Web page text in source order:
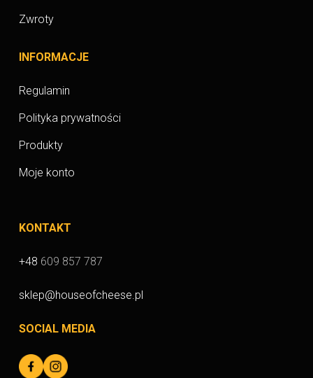
Zwroty
INFORMACJE
Regulamin
Polityka prywatności
Produkty
Moje konto
KONTAKT
+48 609 857 787
sklep@houseofcheese.pl
SOCIAL MEDIA